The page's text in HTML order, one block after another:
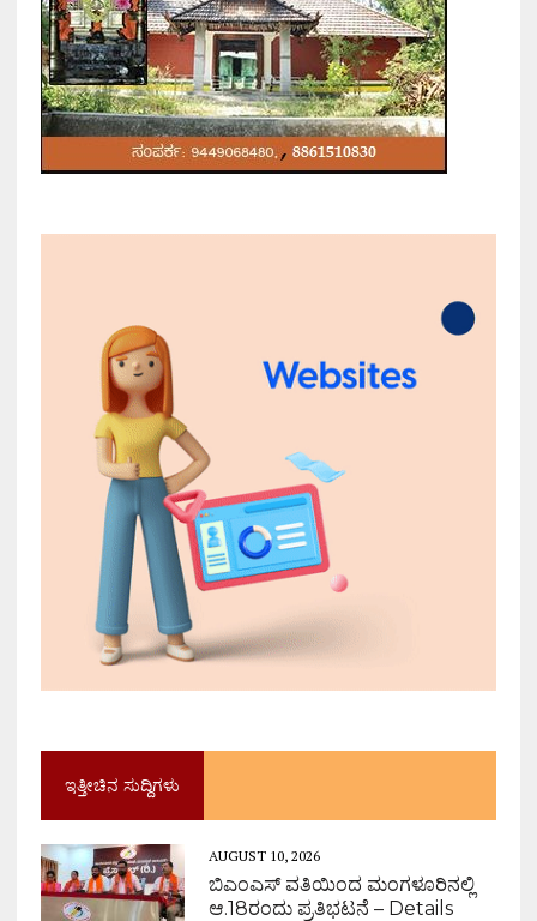
ಇತ್ತೀಚಿನ ಸುದ್ದಿಗಳು
AUGUST 10, 2026
ಬಿಎಂಎಸ್ ವತಿಯಿಂದ ಮಂಗಳೂರಿನಲ್ಲಿ
ಆ.18ರಂದು ಪ್ರತಿಭಟನೆ – Details